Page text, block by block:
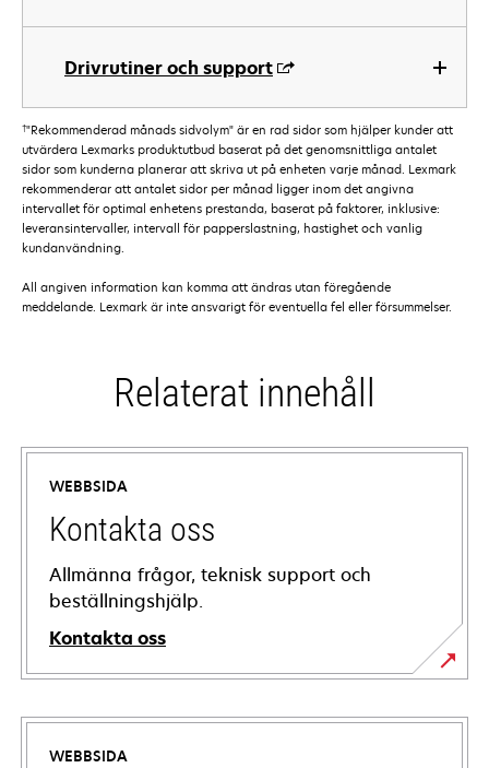
Drivrutiner och support
†"Rekommenderad månads sidvolym" är en rad sidor som hjälper kunder att
utvärdera Lexmarks produktutbud baserat på det genomsnittliga antalet
sidor som kunderna planerar att skriva ut på enheten varje månad. Lexmark
rekommenderar att antalet sidor per månad ligger inom det angivna
intervallet för optimal enhetens prestanda, baserat på faktorer, inklusive:
leveransintervaller, intervall för papperslastning, hastighet och vanlig
kundanvändning.
All angiven information kan komma att ändras utan föregående
meddelande. Lexmark är inte ansvarigt för eventuella fel eller försummelser.
Relaterat innehåll
WEBBSIDA
Kontakta oss
Allmänna frågor, teknisk support och
beställningshjälp.
Kontakta oss
WEBBSIDA